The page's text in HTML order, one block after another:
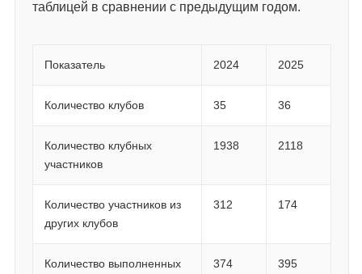
таблицей в сравнении с предыдущим годом.
Показатель 2024 2025
Количество клубов 35 36
Количество клубных
участников
1938 2118
Количество участников из
других клубов
312 174
Количество выполненных
374 395